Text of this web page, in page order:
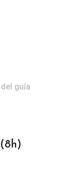
guía
(8h)